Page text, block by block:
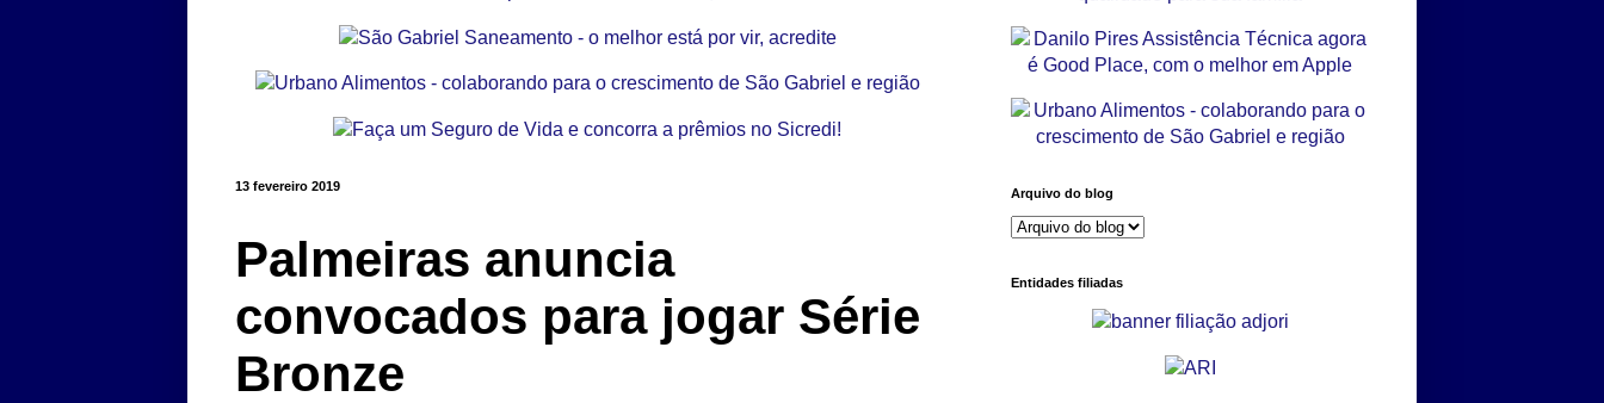
13 fevereiro 2019
Palmeiras anuncia
convocados para jogar Série
Bronze
Arquivo do blog
Entidades filiadas